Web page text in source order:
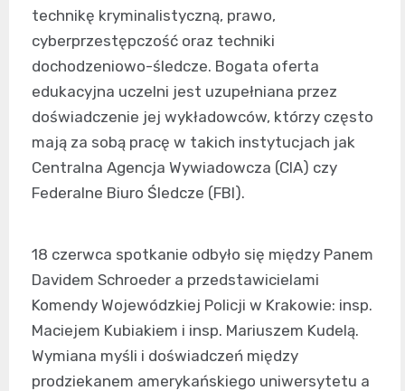
technikę kryminalistyczną, prawo,
cyberprzestępczość oraz techniki
dochodzeniowo-śledcze. Bogata oferta
edukacyjna uczelni jest uzupełniana przez
doświadczenie jej wykładowców, którzy często
mają za sobą pracę w takich instytucjach jak
Centralna Agencja Wywiadowcza (CIA) czy
Federalne Biuro Śledcze (FBI).
18 czerwca spotkanie odbyło się między Panem
Davidem Schroeder a przedstawicielami
Komendy Wojewódzkiej Policji w Krakowie: insp.
Maciejem Kubiakiem i insp. Mariuszem Kudelą.
Wymiana myśli i doświadczeń między
prodziekanem amerykańskiego uniwersytetu a